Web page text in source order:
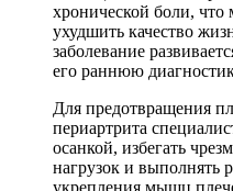
хронической боли, что
ухудшить качество
заболевание
его раннюю
Для предотвращения
периартрита
осанкой, избегать
нагрузок и выполнять
укрепления мышц